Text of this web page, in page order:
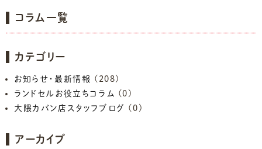
コラム一覧
カテゴリー
お知らせ・最新情報
(208)
ランドセルお役立ちコラム
(0)
大隈カバン店スタッフブログ
(0)
アーカイブ